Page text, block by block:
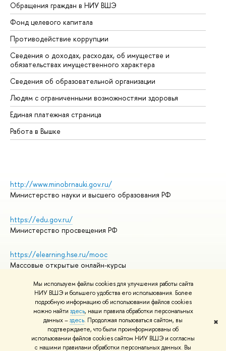
Мы используем файлы cookies для улучшения работы сайта
НИУ ВШЭ и большего удобства его использования. Более
подробную информацию об использовании файлов cookies
можно найти здесь, наши правила обработки персональных
данных –здесь. Продолжая пользоваться сайтом, вы
подтверждаете, что были проинформированы об
использовании файлов cookies сайтом НИУ ВШЭ и согласны
с нашими правилами обработки персональных данных. Вы
✖
Обращения граждан в НИУ ВШЭ
Фонд целевого капитала
Противодействие коррупции
Сведения о доходах, расходах, об имуществе и
обязательствах имущественного характера
Сведения об образовательной организации
Людям с ограниченными возможностями здоровья
Единая платежная страница
Работа в Вышке
http://www.minobrnauki.gov.ru/
Министерство науки и высшего образования РФ
https://edu.gov.ru/
Министерство просвещения РФ
https://elearning.hse.ru/mooc
Массовые открытые онлайн-курсы
© НИУ ВШЭ 1993–2026
Адреса и контакты
Условия использования материалов
Политика конфиденциальности
Правила применения рекомендательных технологий в НИУ ВШЭ